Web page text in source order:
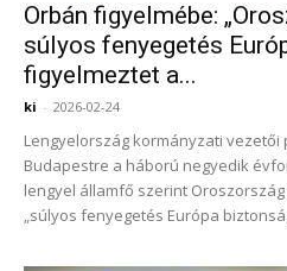
Orbán figyelmébe:
súlyos fenyegetés
figyelmeztet a...
ki - 2026-02-24
Lengyelország kormányzati
Budapestre a háború negyedik
lengyel államfő szerint
„súlyos fenyegetés Európa